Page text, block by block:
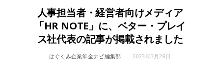
人事担当者・経営者向けメディア
「HR NOTE」に、ベター・プレイ
ス社代表の記事が掲載されました
はぐくみ企業年金ナビ編集部 2023年3月28日